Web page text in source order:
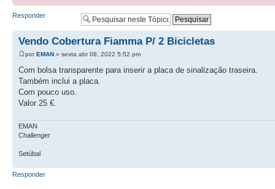
Responder
Vendo Cobertura Fiamma P/ 2 Bicicletas
porEMAN » sexta abr 08, 2022 5:52 pm
Com bolsa transparente para inserir a placa de sinalização traseira.
Também inclui a placa.
Com pouco uso.
Valor 25 €.
EMAN
Challenger
Setúbal
Responder